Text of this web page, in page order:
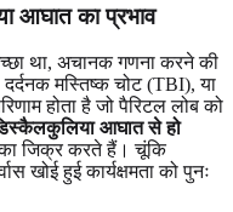
आघात का प्रभाव
था, अचानक गणना करने की
मस्तिष्क चोट (TBI), या
होता है जो पैरिटल लोब को
आघात से हो
जिक्र करते हैं। चूंकि
खोई हुई कार्यक्षमता को पुनः